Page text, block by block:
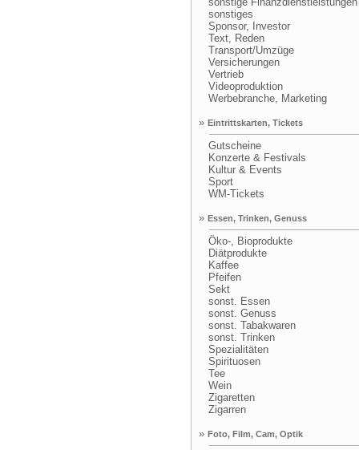
sonstiges
Sponsor, Investor
Text, Reden
Transport/Umzüge
Versicherungen
Vertrieb
Videoproduktion
Werbebranche, Marketing
» Eintrittskarten, Tickets
Gutscheine
Konzerte & Festivals
Kultur & Events
Sport
WM-Tickets
» Essen, Trinken, Genuss
Öko-, Bioprodukte
Diätprodukte
Kaffee
Pfeifen
Sekt
sonst. Essen
sonst. Genuss
sonst. Tabakwaren
sonst. Trinken
Spezialitäten
Spirituosen
Tee
Wein
Zigaretten
Zigarren
» Foto, Film, Cam, Optik